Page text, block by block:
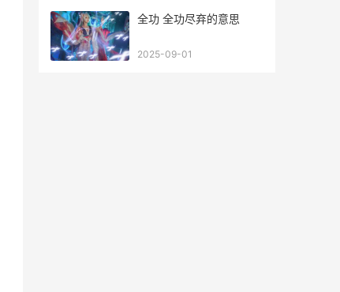
全功 全功尽弃的意思
2025-09-01